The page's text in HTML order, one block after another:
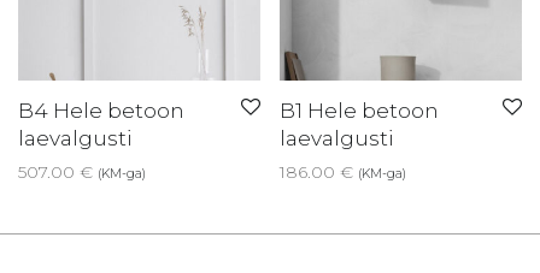
B4 Hele betoon
laevalgusti
507.00 € (KM-ga)
B1 Hele betoon
laevalgusti
186.00 € (KM-ga)